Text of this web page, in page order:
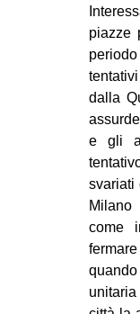
piazze
dalla
e gli
svariati
come